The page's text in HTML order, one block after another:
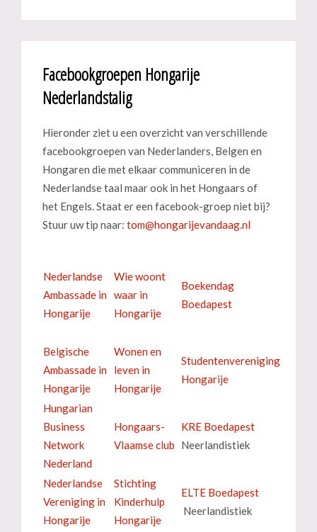
Facebookgroepen Hongarije
Nederlandstalig
Hieronder ziet u een overzicht van verschillende
facebookgroepen van Nederlanders, Belgen en
Hongaren die met elkaar communiceren in de
Nederlandse taal maar ook in het Hongaars of
het Engels. Staat er een facebook-groep niet bij?
Stuur uw tip naar:
Nederlandse
Ambassade in
Hongarije
Wie woont
waar in
Hongarije
Boekendag
Boedapest
Belgische
Ambassade in
Hongarije
Wonen en
leven in
Hongarije
Studentenvereniging
Hongarije
Hungarian
Business
Network
Nederland
Hongaars-
Vlaamse club
KRE Boedapest
Neerlandistiek
Nederlandse
Vereniging in
Hongarije
Stichting
Kinderhulp
Hongarije
ELTE Boedapest
Neerlandistiek